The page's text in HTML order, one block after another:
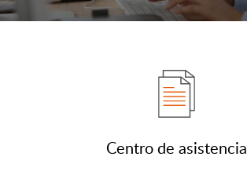
Centro de asistencia